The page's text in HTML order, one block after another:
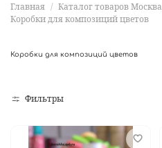
Главная Каталог товаров Москва
Коробки для композиций цветов
Коробки для композиций цветов
Фильтры